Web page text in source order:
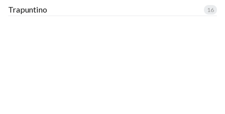
Trapuntino 16